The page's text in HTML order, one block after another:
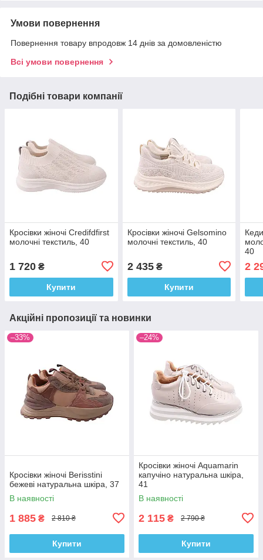
Умови повернення
Повернення товару впродовж 14 днів за домовленістю
Всі умови повернення
Подібні товари компанії
Кросівки жіночі Credifdfirst
молочні текстиль, 40
1 720 ₴
Купити
Кросівки жіночі Gelsomino
молочні текстиль, 40
2 435₴
Купити
40
2
Акційні пропозиції та новинки
–33%
Кросівки жіночі Berisstini
бежеві натуральна шкіра, 37
В наявності
1 885 ₴ 2 810 ₴
Купити
–24%
Кросівки жіночі Aquamarin
капучіно натуральна шкіра,
41
В наявності
2 115 ₴ 2 790 ₴
Купити